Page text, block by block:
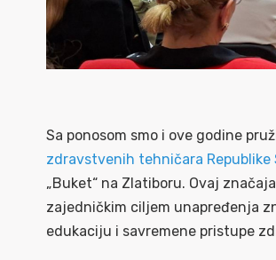
Sa ponosom smo i ove godine
zdravstvenih tehničara Republike
„Buket“ na Zlatiboru. Ovaj
zajedničkim ciljem unapređenja
edukaciju i savremene pristupe